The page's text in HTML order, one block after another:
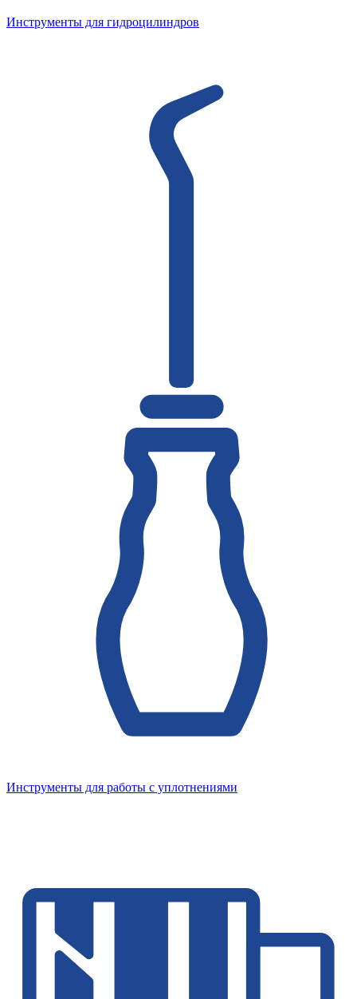
Инструменты для гидроцилиндров
Инструменты для работы с уплотнениями